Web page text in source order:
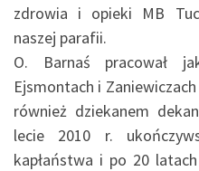
zdrowia i opieki MB
naszej parafii.
O. Barnaś pracował
Ejsmontach i
również dziekanem
lecie 2010 r.
kapłaństwa i po 20